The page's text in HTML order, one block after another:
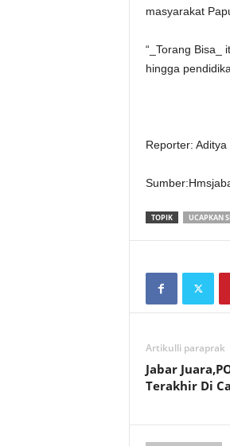
masyarakat
“_Torang Bisa_
hingga
Reporter: Aditya
TOPIK UCAPKAN
Artikulli paraprak
Jabar
Terakhir Di